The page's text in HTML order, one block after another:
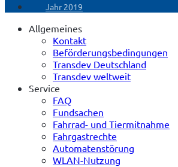
Jahr 2019
Allgemeines
Kontakt
Beförderungsbedingungen
Transdev Deutschland
Transdev weltweit
Service
FAQ
Fundsachen
Fahrrad- und Tiermitnahme
Fahrgastrechte
Automatenstörung
WLAN-Nutzung